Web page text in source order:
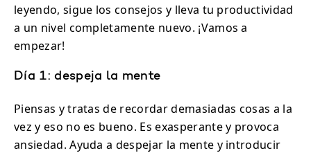
leyendo, sigue los consejos y lleva tu productividad
a un nivel completamente nuevo. ¡Vamos a
empezar!
Día 1: despeja la mente
Piensas y tratas de recordar demasiadas cosas a la
vez y eso no es bueno. Es exasperante y provoca
ansiedad. Ayuda a despejar la mente y introducir